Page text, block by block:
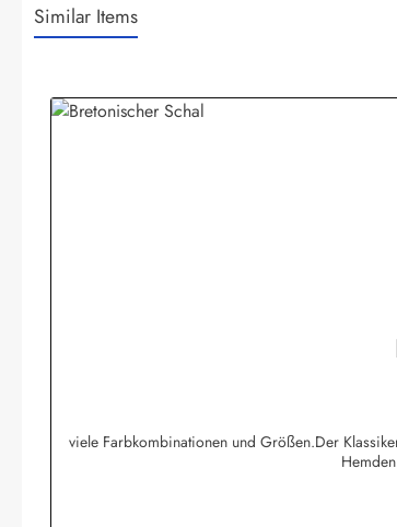
Similar Items
viele Farbkombinationen und Größen.Der